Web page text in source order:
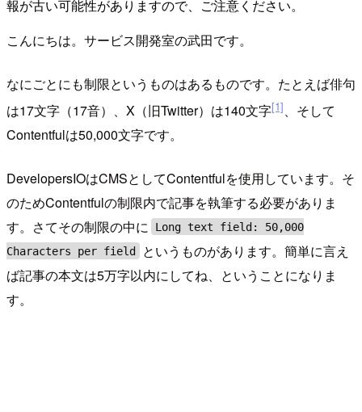
報が古い可能性がありますので、ご注意ください。
こんにちは。サービス開発室の武田です。
なにごとにも制限というものはあるものです。たとえば俳句
は17文字（17音）、X（旧Twitter）は140文字[1]、そして
Contentfulは50,000文字です。
DevelopersIOはCMSとしてContentfulを使用しています。そ
のためContentfulの制限内で記事を執筆する必要がありま
す。さてその制限の中に
Long text field: 50,000
Characters per field
というものがあります。簡単に言え
ば記事の本文は5万字以内にしてね、ということになりま
す。